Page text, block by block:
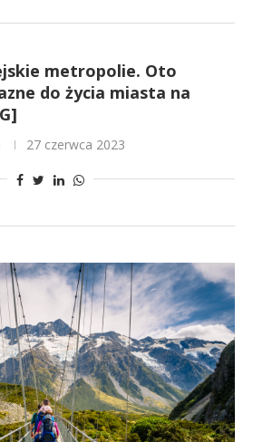
metropolie. Oto
do życia miasta na
27 czerwca 2023